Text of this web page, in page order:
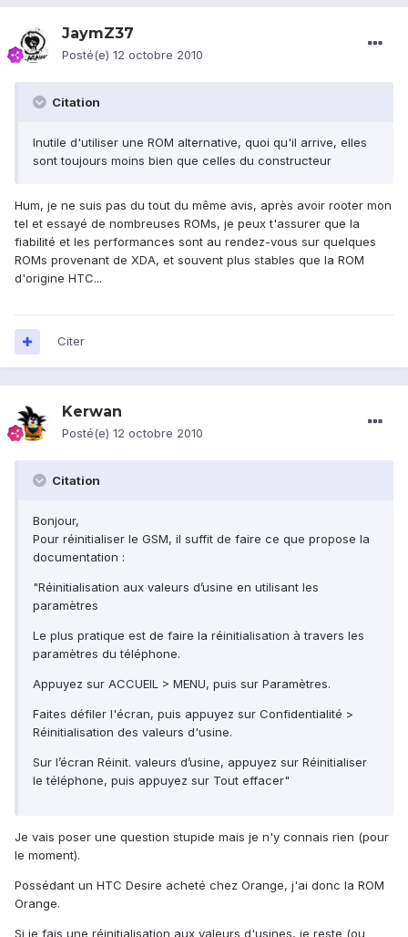
JaymZ37
Posté(e) 12 octobre 2010
Citation
Inutile d'utiliser une ROM alternative, quoi qu'il arrive, elles
sont toujours moins bien que celles du constructeur
Hum, je ne suis pas du tout du même avis, après avoir rooter mon
tel et essayé de nombreuses ROMs, je peux t'assurer que la
fiabilité et les performances sont au rendez-vous sur quelques
ROMs provenant de XDA, et souvent plus stables que la ROM
d'origine HTC...
Citer
Kerwan
Posté(e) 12 octobre 2010
Citation
Bonjour,
Pour réinitialiser le GSM, il suffit de faire ce que propose la
documentation :
"Réinitialisation aux valeurs d’usine en utilisant les
paramètres
Le plus pratique est de faire la réinitialisation à travers les
paramètres du téléphone.
Appuyez sur ACCUEIL > MENU, puis sur Paramètres.
Faites défiler l'écran, puis appuyez sur Confidentialité >
Réinitialisation des valeurs d'usine.
Sur l’écran Réinit. valeurs d’usine, appuyez sur Réinitialiser
le téléphone, puis appuyez sur Tout effacer"
Je vais poser une question stupide mais je n'y connais rien (pour
le moment).
Possédant un HTC Desire acheté chez Orange, j'ai donc la ROM
Orange.
Si je fais une réinitialisation aux valeurs d'usines, je reste (ou